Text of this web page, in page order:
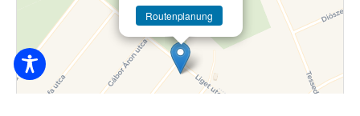
Routenplanung